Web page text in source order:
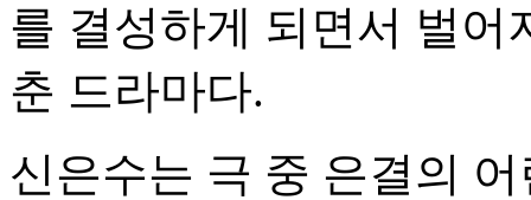
를 결성하게 되면서 벌어
춘 드라마다.
신은수는 극 중 은결의